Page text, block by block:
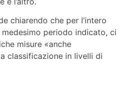
chiarendo che per l’intero
periodo indicato, ci
misure «anche
classificazione in livelli di